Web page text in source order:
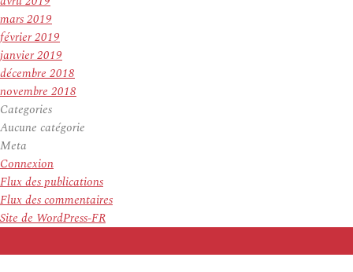
mars 2019
février 2019
janvier 2019
décembre 2018
novembre 2018
Categories
Aucune catégorie
Meta
Connexion
Flux des publications
Flux des commentaires
Site de WordPress-FR